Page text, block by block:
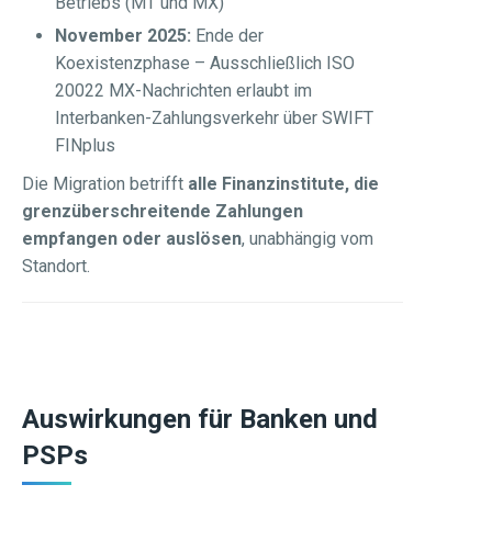
November 2025: Ende der
Koexistenzphase – Ausschließlich ISO
20022 MX-Nachrichten erlaubt im
Interbanken-Zahlungsverkehr über SWIFT
FINplus
Die Migration betrifft alle Finanzinstitute, die
grenzüberschreitende Zahlungen
empfangen oder auslösen, unabhängig vom
Standort.
Auswirkungen für Banken und
PSPs